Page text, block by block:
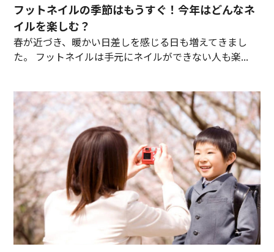
フットネイルの季節はもうすぐ！今年はどんなネ
イルを楽しむ？
春が近づき、暖かい日差しを感じる日も増えてきまし
た。 フットネイルは手元にネイルができない人も楽...